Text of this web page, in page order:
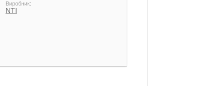
Виробник:
NTI